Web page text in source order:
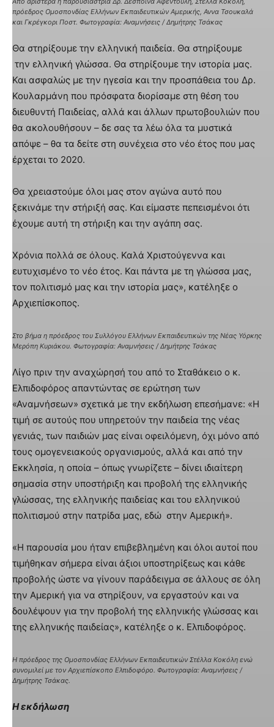
πρόεδρος Ομοσπονδίας Ελλήνων Εκπαιδευτικών Αμερικής, Αννα Τσουκαλά
και Γκρέγκορι Ποστ. Φωτογραφία: Αναμνήσεις / Δημήτρης Τσάκας
Θα στηρίξουμε την ελληνική παιδεία. Θα στηρίξουμε
την ελληνική γλώσσα. Θα στηρίξουμε την ιστορία μας.
Και ασφαλώς με την ηγεσία και την προσπάθεια του Δρ.
Κουλαρμάνη που πρόσφατα διορίσαμε στη θέση του
διευθυντή Παιδείας, αλλά και άλλων πρωτοβουλιών που
θα ακολουθήσουν – δε σας τα λέω όλα τα μυστικά
απόψε – θα τα δείτε στη συνέχεια στο νέο έτος που μας
έρχεται το 2020.
Θα χρειαστούμε όλοι μας στον αγώνα αυτό που
ξεκινάμε την στήριξή σας. Και είμαστε πεπεισμένοι ότι
έχουμε αυτή τη στήριξη και την αγάπη σας.
Χρόνια πολλά σε όλους. Καλά Χριστούγεννα και
ευτυχισμένο το νέο έτος. Και πάντα με τη γλώσσα μας,
τον πολιτισμό μας και την ιστορία μας», κατέληξε ο
Αρχιεπίσκοπος.
Στο βήμα η πρόεδρος του Συλλόγου Ελλήνων Εκπαιδευτικών της Νέας Υόρκης
Μερόπη Κυριάκου. Φωτογραφία: Αναμνήσεις / Δημήτρης Τσάκας
Λίγο πριν την αναχώρησή του από το Σταθάκειο ο κ.
Ελπιδοφόρος απαντώντας σε ερώτηση των
«Αναμνήσεων» σχετικά με την εκδήλωση επεσήμανε: «Η
τιμή σε αυτούς που υπηρετούν την παιδεία της νέας
γενιάς, των παιδιών μας είναι οφειλόμενη, όχι μόνο από
τους ομογενειακούς οργανισμούς, αλλά και από την
Εκκλησία, η οποία – όπως γνωρίζετε – δίνει ιδιαίτερη
σημασία στην υποστήριξη και προβολή της ελληνικής
γλώσσας, της ελληνικής παιδείας και του ελληνικού
πολιτισμού στην πατρίδα μας, εδώ στην Αμερική».
«Η παρουσία μου ήταν επιβεβλημένη και όλοι αυτοί που
τιμήθηκαν σήμερα είναι άξιοι υποστηρίξεως και κάθε
προβολής ώστε να γίνουν παράδειγμα σε άλλους σε όλη
την Αμερική για να στηρίξουν, να εργαστούν και να
δουλέψουν για την προβολή της ελληνικής γλώσσας και
της ελληνικής παιδείας», κατέληξε ο κ. Ελπιδοφόρος.
Η πρόεδρος της Ομοσπονδίας Ελλήνων Εκπαιδευτικών Στέλλα Κοκόλη ενώ
συνομιλεί με τον Αρχιεπίσκοπο Ελπιδοφόρο. Φωτογραφία: Αναμνήσεις /
Δημήτρης Τσάκας.
Η εκδήλωση